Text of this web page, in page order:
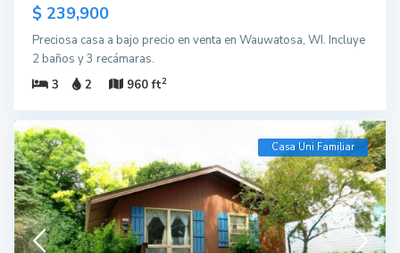
$ 239,900
Preciosa casa a bajo precio en venta en Wauwatosa, WI. Incluye
2 baños y 3 recámaras.
3
2 960 ft2
Casa Uni Familiar